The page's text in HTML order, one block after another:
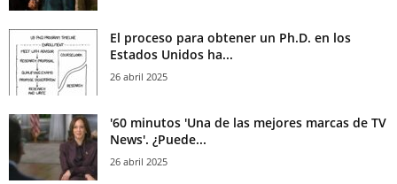
El proceso para obtener un Ph.D. en los
Estados Unidos ha...
26 abril 2025
'60 minutos 'Una de las mejores marcas de TV
News'. ¿Puede...
26 abril 2025